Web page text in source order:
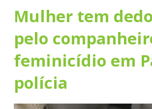
Mulher tem
pelo
feminicídio em
polícia